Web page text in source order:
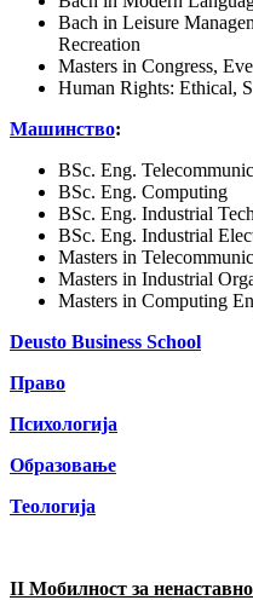
Bach in Leisure
Recreation
Masters in Congress,
Human Rights: Ethical,
Машинство:
BSc. Eng.
BSc. Eng. Computing
BSc. Eng. Industrial
BSc. Eng. Industrial
Masters in
Masters in Industrial
Masters in Computing
Deusto Business School
Право
Психологија
Образовање
Теологија
II Мобилност за